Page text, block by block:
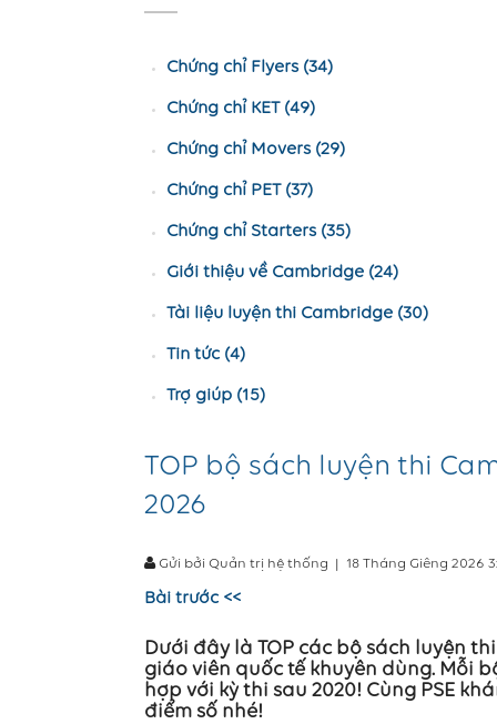
Chứng chỉ Flyers (34)
Chứng chỉ KET (49)
Chứng chỉ Movers (29)
Chứng chỉ PET (37)
Chứng chỉ Starters (35)
Giới thiệu về Cambridge (24)
Tài liệu luyện thi Cambridge (30)
Tin tức (4)
Trợ giúp (15)
TOP bộ sách luyện thi
2026
Gửi bởi Quản trị hệ thống | 18 Tháng Giêng 2026
Bài trước <<
Dưới đây là TOP các bộ sách luyện
giáo viên quốc tế khuyên dùng. Mỗi
hợp với kỳ thi sau 2020! Cùng PSE
điểm số nhé!